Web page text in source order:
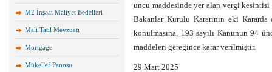
M2 İnşaat Maliyet Bedelleri
Mali Tatil Mevzuatı
Mortgage
Mükellef Panosu
uncu maddesinde yer alan vergi
Bakanlar Kurulu Kararının eki
konulmasına, 193 sayılı Kanunun 94
maddeleri gereğince karar verilmiştir.
29 Mart 2025